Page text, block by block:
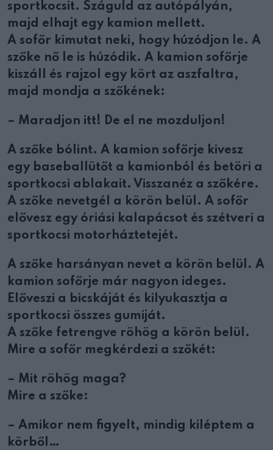
sportkocsit. Száguld az autópályán,
majd elhajt egy kamion mellett.
A sofőr kimutat neki, hogy húzódjon le. A
szőke nő le is húzódik. A kamion sofőrje
kiszáll és rajzol egy kört az aszfaltra,
majd mondja a szőkének:
– Maradjon itt! De el ne mozduljon!
A szőke bólint. A kamion sofőrje kivesz
egy baseballütőt a kamionból és betöri a
sportkocsi ablakait. Visszanéz a szőkére.
A szőke nevetgél a körön belül. A sofőr
elővesz egy óriási kalapácsot és szétveri a
sportkocsi motorháztetejét.
A szőke harsányan nevet a körön belül. A
kamion sofőrje már nagyon ideges.
Előveszi a bicskáját és kilyukasztja a
sportkocsi összes gumiját.
A szőke fetrengve röhög a körön belül.
Mire a sofőr megkérdezi a szőkét:
– Mit röhög maga?
Mire a szőke:
– Amikor nem figyelt, mindig kiléptem a
körből…